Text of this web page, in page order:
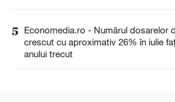
5
Economedia.ro - Numărul dosarelor
crescut cu aproximativ 26% în iulie
anului trecut